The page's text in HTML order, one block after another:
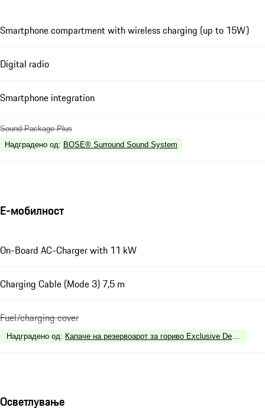
Smartphone compartment with wireless charging (up to 15W)
Digital radio
Smartphone integration
Sound Package Plus
Надградено од: BOSE® Surround Sound System
Е-мобилност
On-Board AC-Charger with 11 kW
Charging Cable (Mode 3) 7,5 m
Fuel/charging cover
Надградено од: Капаче на резервоарот за гориво Exclusive Design
Осветлување